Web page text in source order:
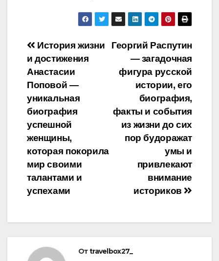
Навигация
по
записям
Георгий Распутин
— загадочная
фигура русской
истории, его
биография,
факты и события
из жизни до сих
пор будоражат
умы и
привлекают
внимание
историков
История жизни
и достижения
Анастасии
Поповой —
уникальная
биография
успешной
женщины,
которая покорила
мир своими
талантами и
успехами
Отtravelbox27_